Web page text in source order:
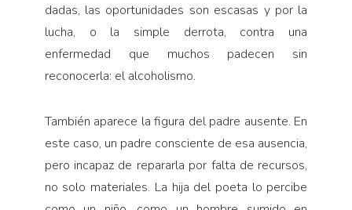
dadas, las oportunidades son escasas y por la
lucha, o la simple derrota, contra una
enfermedad que muchos padecen sin
reconocerla: el alcoholismo.
También aparece la figura del padre ausente. En
este caso, un padre consciente de esa ausencia,
pero incapaz de repararla por falta de recursos,
no solo materiales. La hija del poeta lo percibe